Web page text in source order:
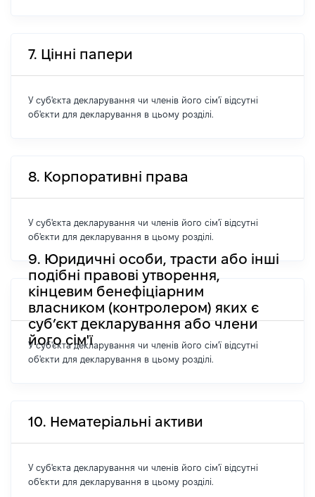
7. Цінні папери
У суб'єкта декларування чи членів його сім'ї відсутні
об'єкти для декларування в цьому розділі.
8. Корпоративні права
У суб'єкта декларування чи членів його сім'ї відсутні
об'єкти для декларування в цьому розділі.
9. Юридичні особи, трасти або інші
подібні правові утворення,
кінцевим бенефіціарним
власником (контролером) яких є
суб’єкт декларування або члени
його сім'ї
У суб'єкта декларування чи членів його сім'ї відсутні
об'єкти для декларування в цьому розділі.
10. Нематеріальні активи
У суб'єкта декларування чи членів його сім'ї відсутні
об'єкти для декларування в цьому розділі.